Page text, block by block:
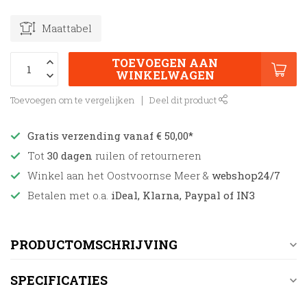
Maattabel
TOEVOEGEN AAN
WINKELWAGEN
Toevoegen om te vergelijken Deel dit product
Gratis verzending vanaf € 50,00*
Tot 30 dagen ruilen of retourneren
Winkel aan het Oostvoornse Meer & webshop24/7
Betalen met o.a. iDeal, Klarna, Paypal of IN3
PRODUCTOMSCHRIJVING
SPECIFICATIES